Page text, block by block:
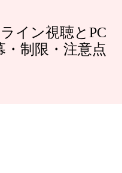
イン視聴とPC
制限・注意点